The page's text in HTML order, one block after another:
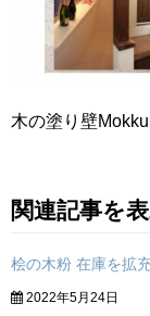
木の塗り壁
関連記事を
桧の木粉 在庫を拡
2022年5月24日